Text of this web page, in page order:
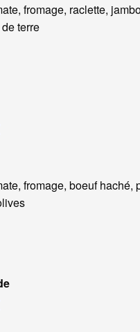
fromage, raclette,
terre
fromage, boeuf haché,